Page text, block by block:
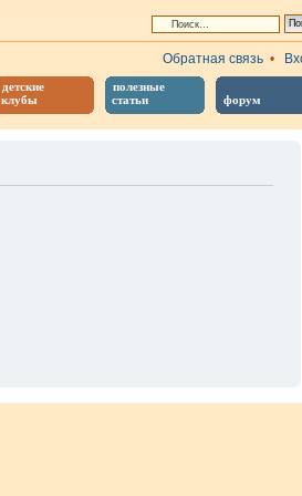
детские
клубы
полезные
статьи
форум
Обратная связь •